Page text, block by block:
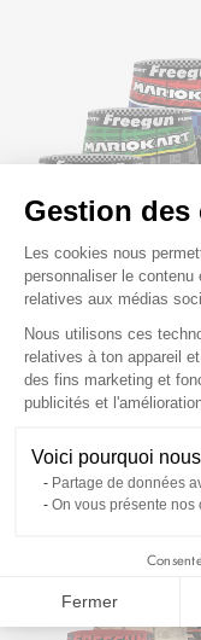
Lot de 3 Boxers Microfibre
Mario Kart Imprimé |
26,90 € 34,90 €
4
Gestion des
Plateforme
Les cookies nous
personnaliser le contenu
relatives aux médias
Nous utilisons ces
relatives à ton appareil
des fins marketing et
publicités et
Voici pourquoi
Partage de données
On vous présente nos
Fermer